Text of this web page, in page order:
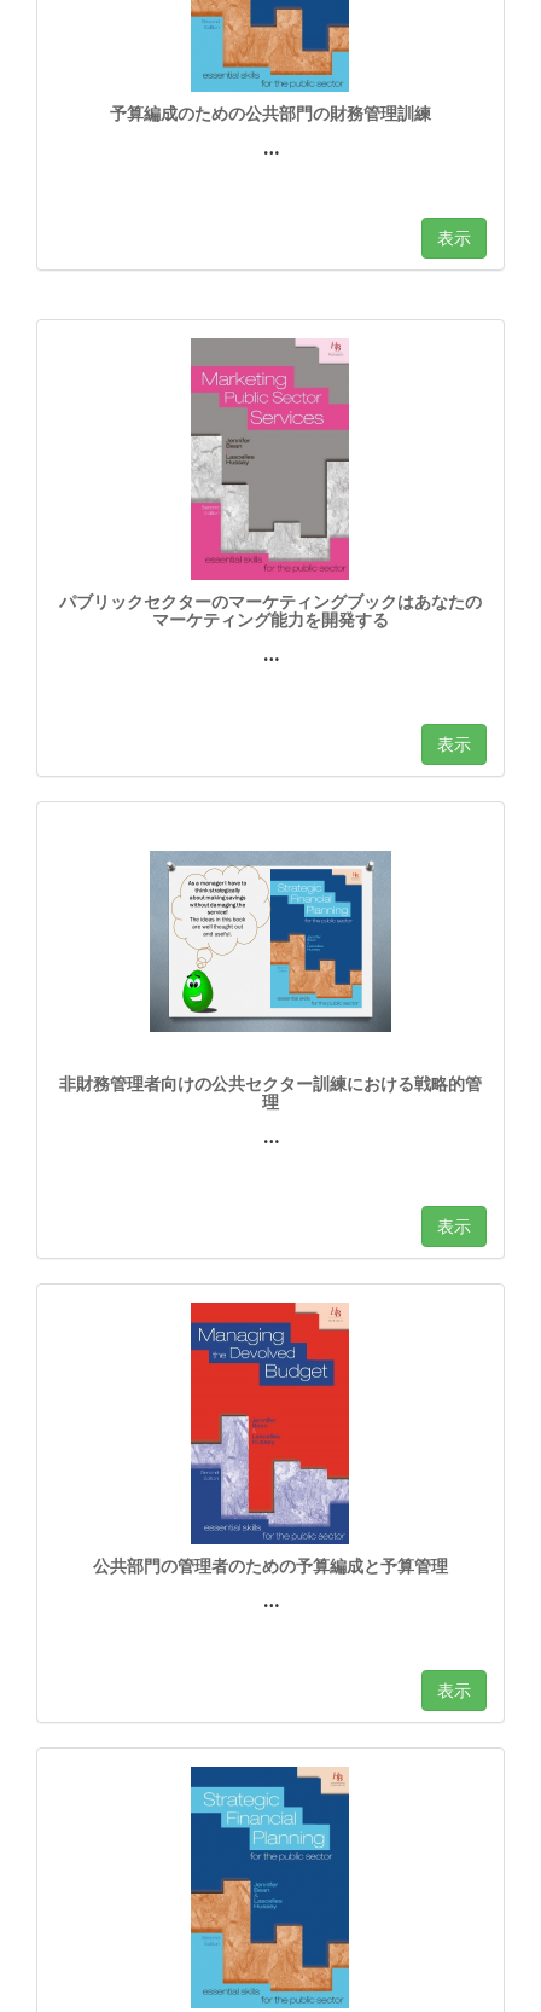
予算編成のための公共部門の財務管理訓練
…
表示
パブリックセクターのマーケティングブックはあなたの
マーケティング能力を開発する
…
表示
非財務管理者向けの公共セクター訓練における戦略的管
理
…
表示
公共部門の管理者のための予算編成と予算管理
…
表示